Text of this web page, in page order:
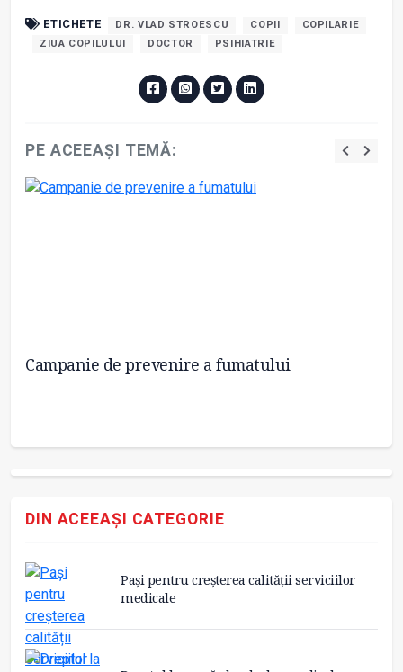
ETICHETE DR. VLAD STROESCU COPII
COPILARIE
ZIUA COPILULUI
DOCTOR PSIHIATRIE
PE ACEEAȘI TEMĂ:
Campanie de prevenire a fumatului
DIN ACEEAȘI CATEGORIE
Pași pentru creșterea calității serviciilor
medicale